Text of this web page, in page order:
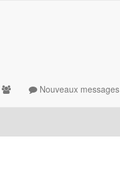
Nouveaux messages